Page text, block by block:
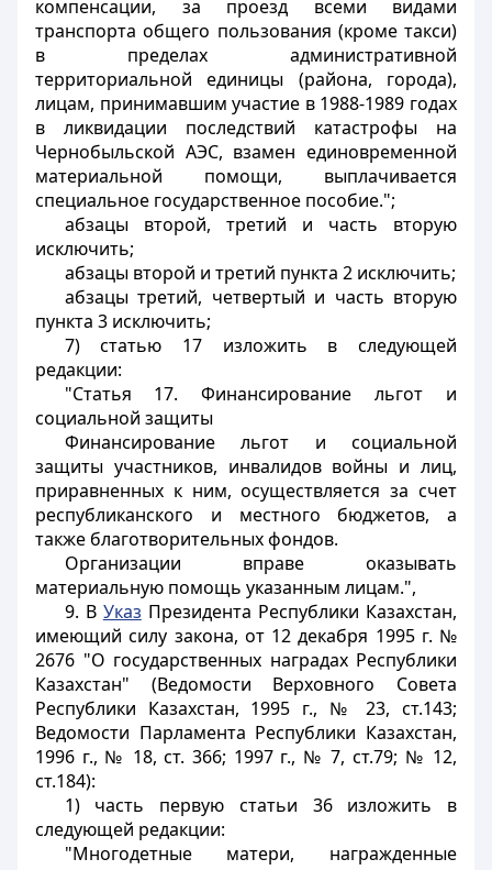
компенсации, за проезд всеми видами
транспорта общего пользования (кроме такси)
в пределах административной
территориальной единицы (района, города),
лицам, принимавшим участие в 1988-1989 годах
в ликвидации последствий катастрофы на
Чернобыльской АЭС, взамен единовременной
материальной помощи, выплачивается
специальное государственное пособие.";
абзацы второй, третий и часть вторую
исключить;
абзацы второй и третий пункта 2 исключить;
абзацы третий, четвертый и часть вторую
пункта 3 исключить;
7) статью 17 изложить в следующей
редакции:
"Статья 17. Финансирование льгот и
социальной защиты
Финансирование льгот и социальной
защиты участников, инвалидов войны и лиц,
приравненных к ним, осуществляется за счет
республиканского и местного бюджетов, а
также благотворительных фондов.
Организации вправе оказывать
материальную помощь указанным лицам.",
9. В Указ Президента Республики Казахстан,
имеющий силу закона, от 12 декабря 1995 г. №
2676 "О государственных наградах Республики
Казахстан" (Ведомости Верховного Совета
Республики Казахстан, 1995 г., № 23, ст.143;
Ведомости Парламента Республики Казахстан,
1996 г., № 18, ст. 366; 1997 г., № 7, ст.79; № 12,
ст.184):
1) часть первую статьи 36 изложить в
следующей редакции:
"Многодетные матери, награжденные